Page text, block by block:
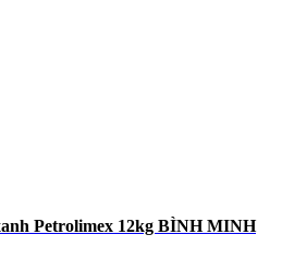
Petrolimex 12kg BÌNH MINH